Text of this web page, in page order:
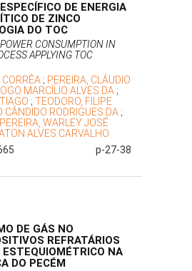
DE ENERGIA
DE ZINCO
DO TOC
CONSUMPTION IN
APPLYING TOC
; PEREIRA, CLÁUDIO
MARCÍLIO ALVES DA ;
; TEODORO, FILIPE
CÂNDIDO RODRIGUES DA ;
PEREIRA, WARLEY JOSÉ
ALVES CARVALHO
p-27-38
DE GÁS NO
REFRATÁRIOS
NA
DO PECÉM